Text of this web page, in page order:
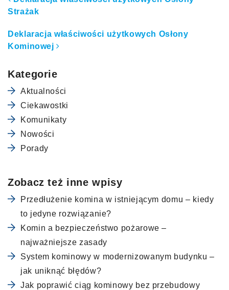
Strażak
Deklaracja właściwości użytkowych Osłony
Kominowej
Kategorie
Aktualności
Ciekawostki
Komunikaty
Nowości
Porady
Zobacz też inne wpisy
Przedłużenie komina w istniejącym domu – kiedy
to jedyne rozwiązanie?
Komin a bezpieczeństwo pożarowe –
najważniejsze zasady
System kominowy w modernizowanym budynku –
jak uniknąć błędów?
Jak poprawić ciąg kominowy bez przebudowy